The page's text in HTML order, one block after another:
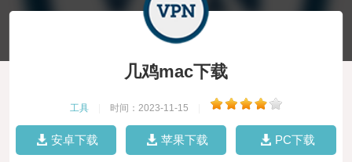
几鸡mac下载
工具 时间：2023-11-15
安卓下载 苹果下载 PC下载